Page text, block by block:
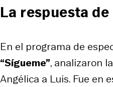
La respuesta
En el programa de
“Sígueme”, analizaron
Angélica a Luis. Fue en